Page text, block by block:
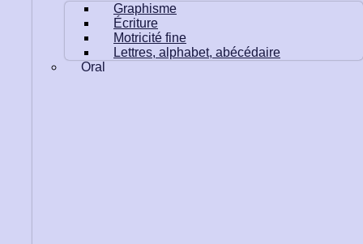
Graphisme
Écriture
Motricité fine
Lettres, alphabet, abécédaire
Oral